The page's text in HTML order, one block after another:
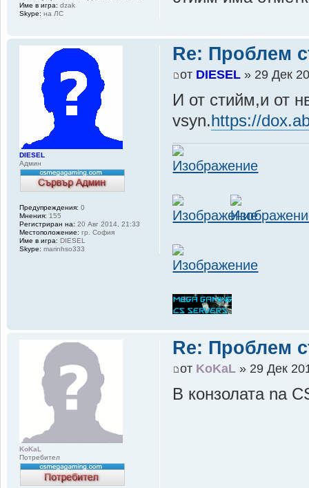
Име в игра: dzak
Skype: на ЛС
Re: Проблем
от DIESEL » 29 Дек
И от стийм,и от
vsyn.https://
DIESEL
Админ
Предупреждения: 0
Мнения: 155
Регистриран на: 20 Авг 2014, 21:33
Местоположение: гр. София
Име в игра: DIESEL
Skype: marinhso333
Re: Проблем
от KoKaL » 29 Дек
В конзолата na
KoKaL
Потребител